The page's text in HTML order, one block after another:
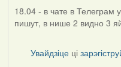
18.04 - в чате в Телеграм
пишут, в нише 2 видно 3
Увайдзіце ці